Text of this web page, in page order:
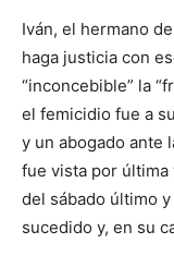
Iván, el hermano
haga justicia con
“inconcebible” la
el femicidio fue a
y un abogado ante
fue vista por última
del sábado último
sucedido y, en su